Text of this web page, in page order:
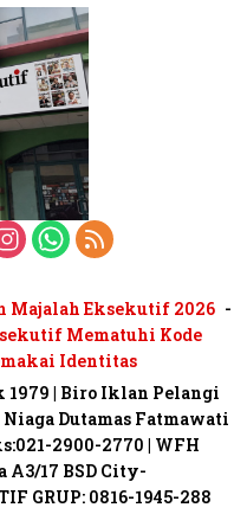
Majalah Eksekutif 2026
Mematuhi Kode
Identitas
| Biro Iklan Pelangi
Dutamas Fatmawati
2900-2770 | WFH
A3/17 BSD City-
GRUP: 0816-1945-288